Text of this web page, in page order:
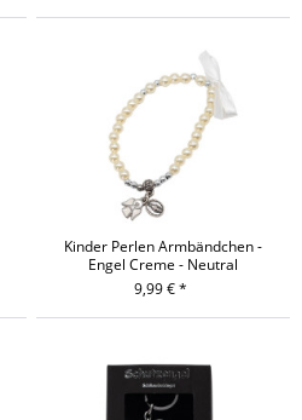
Kinder Perlen Armbändchen -
Engel Creme - Neutral
9,99 € *